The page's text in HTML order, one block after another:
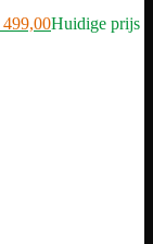
499,00Huidige prijs